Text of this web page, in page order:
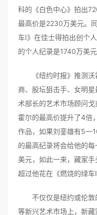
科的《白色中心》拍出
最高价是2230万美元。
车Ⅰ》在佳士得拍出创个
的个人纪录是1740万美
《纽约时报》推测沃
商、股坛狙击手、女明
术部长的艺术市场顾问
霍尔的最高价提升了4倍
作品，如果刘銮雄有
的最高纪录将会给他的
美元，如此一来，藏家
超过他花在《燃烧的绿车
不仅仅是纽约或伦敦
等新兴艺术市场上，新